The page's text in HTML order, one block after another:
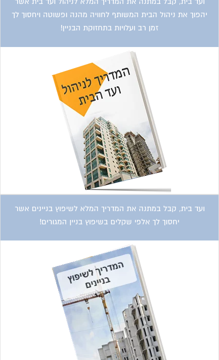
יהפוך את ניהול הבית המשותף לחוויה מהנה ופשוטה ויחסוך לך
זמן רב ועלויות בתחזוקת הבניין!
ועד בית, קבל במתנה את המדריך המלא לשיפוץ בניינים אשר
יחסוך לך אלפי שקלים בשיפוץ בניין המגורים!